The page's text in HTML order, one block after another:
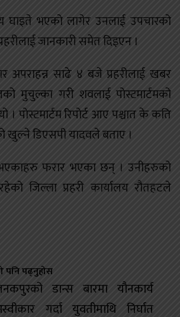
घाइते भएको लागेर उनलाई उपचारको
जानकारी समेत दिइएन ।
अपराहन्न साढे ४ बजे प्रहरीलाई खबर
मुचुल्का गरी शवलाई पोस्टमार्टमको
। पोस्टमार्टम रिपोर्ट आए पश्चात के कति
डिएसपी यादवले बताए ।
फरार भएका छन् । उनीहरुको
जिल्ला प्रहरी कार्यालय रौतहटले
पनि पढ्नुहोस
डान्स बारमा यौनकार्य
गर्दा युवतीमाथि निर्घात